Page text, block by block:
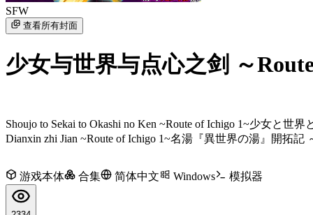
SFW
查看所有封面
少女与世界与点心之剑 ～
Shoujo to Sekai to Okashi no Ken ~Route of Ichigo 1~少女と世界
Dianxin zhi Jian ~Route of Ichigo 1~名湯『異世界の湯』開拓記
游戏本体 合集 简体中文 Windows 模拟器